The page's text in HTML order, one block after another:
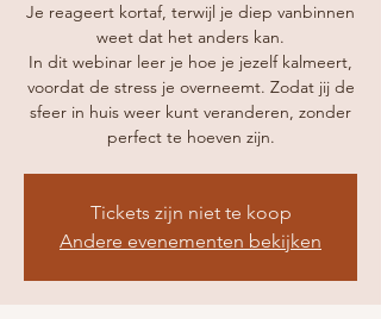
Je reageert kortaf, terwijl je diep vanbinnen
weet dat het anders kan.
In dit webinar leer je hoe je jezelf kalmeert,
voordat de stress je overneemt. Zodat jij de
sfeer in huis weer kunt veranderen, zonder
perfect te hoeven zijn.
Tickets zijn niet te koop
Andere evenementen bekijken